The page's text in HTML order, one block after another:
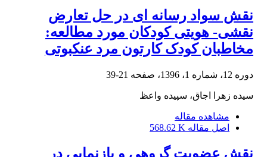
نقش سواد رسانه ای در حل تعارض‌
نقشی- هویتی کودکان مورد مطالعه:
مخاطبان کودک کارتون مرد عنکبوتی
دوره 12، شماره 1، 1396، صفحه 21-39
سیده زهرا اجاق، سپیده واعظ
مشاهده مقاله
اصل مقاله 568.62 K
نقش عضویت گروهی و بازنمایی در